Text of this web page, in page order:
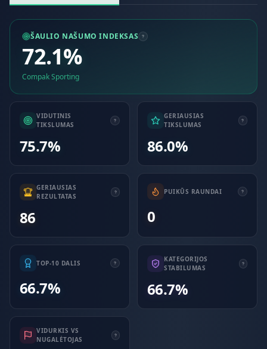
ŠAULIO NAŠUMO INDEKSAS
72.1%
Compak Sporting
VIDUTINIS
TIKSLUMAS
75.7%
GERIAUSIAS
TIKSLUMAS
86.0%
GERIAUSIAS
REZULTATAS
86
PUIKŪS RAUNDAI
0
TOP-10 DALIS
66.7%
KATEGORIJOS
STABILUMAS
66.7%
VIDURKIS VS
NUGALĖTOJAS